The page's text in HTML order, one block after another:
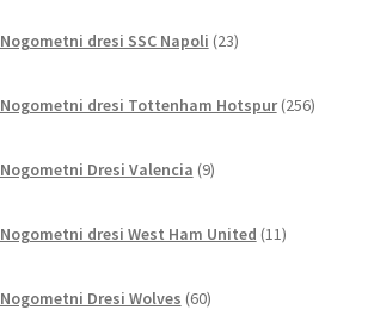
Nogometni dresi SSC Napoli 23izdelkov
Nogometni dresi Tottenham Hotspur 256
Nogometni Dresi Valencia 9izdelkov
Nogometni dresi West Ham United 11izdelkov
Nogometni Dresi Wolves 60izdelkov